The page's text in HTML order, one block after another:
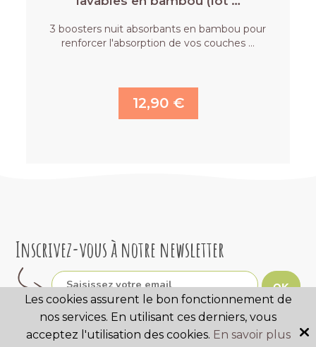
3 boosters nuit absorbants en bambou pour
renforcer l'absorption de vos couches …
12,90 €
Inscrivez-vous à notre newsletter
OK
Les cookies assurent le bon fonctionnement de
nos services. En utilisant ces derniers, vous
acceptez l'utilisation des cookies. En savoir plus